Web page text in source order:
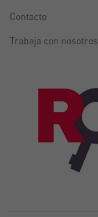
Contacto
Trabaja con nosotros